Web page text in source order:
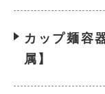
カップ麺容
属】